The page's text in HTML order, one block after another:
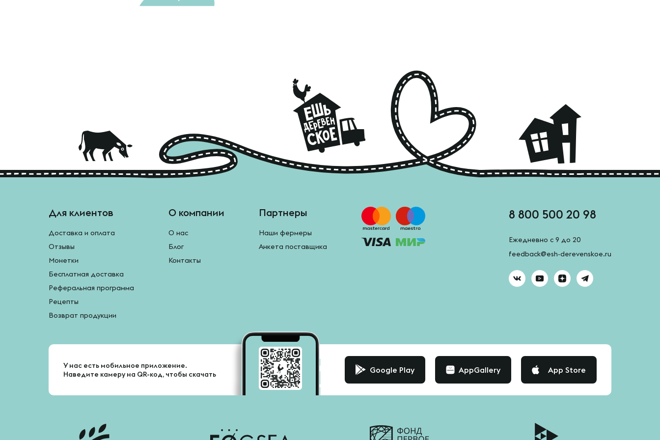
Для клиентов
Доставка и оплата
Отзывы
Монетки
Бесплатная доставка
Реферальная программа
Рецепты
Возврат продукции
О компании
О нас
Блог
Контакты
Партнеры
Наши фермеры
Анкета поставщика
8 800 500 20 98
Ежедневно с 9 до 20
feedback@esh-derevenskoe.ru
У нас есть мобильное приложение.
Наведите камеру на QR-код, чтобы скачать
Google Play AppGallery App Store